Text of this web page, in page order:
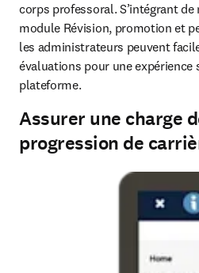
corps professoral. S’intégrant
module Révision, promotion et
les administrateurs peuvent
évaluations pour une expérience
plateforme.
Assurer une charge
progression de